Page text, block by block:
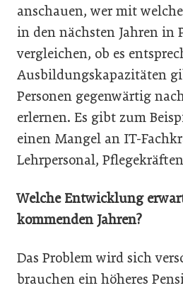
anschauen, wer mit
in den nächsten Jahren in
vergleichen, ob es
Ausbildungskapazitäten
Personen gegenwärtig
erlernen. Es gibt zum
einen Mangel an IT-
Lehrpersonal,
Welche Entwicklung
kommenden Jahren?
Das Problem wird sich
brauchen ein höheres